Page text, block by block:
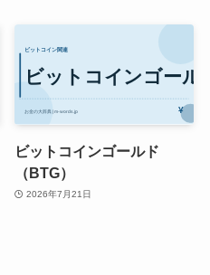
ビットコインゴールド
（BTG）
2026年7月21日